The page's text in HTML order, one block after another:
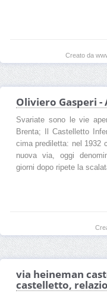
Creato da
Oliviero Gasperi -
Svariate sono le vie
Brenta; Il Castelletto
cima prediletta: nel 1932
nuova via, oggi
giorni dopo ripete la
via heineman
castelletto,